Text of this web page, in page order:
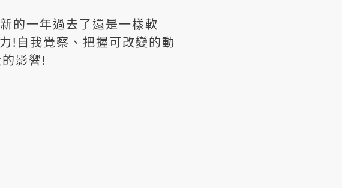
一年過去了還是一樣軟
!自我覺察、把握可改變的動
影響!